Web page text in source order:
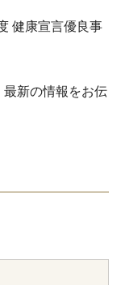
健康宣言優良事
新の情報をお伝